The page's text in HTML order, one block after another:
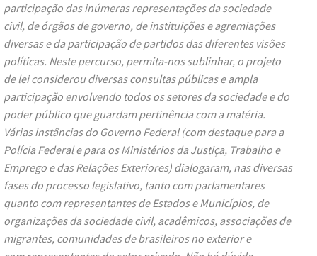
participação das inúmeras representações da sociedade
civil, de órgãos de governo, de instituições e agremiações
diversas e da participação de partidos das diferentes visões
políticas. Neste percurso, permita-nos sublinhar, o projeto
de lei considerou diversas consultas públicas e ampla
participação envolvendo todos os setores da sociedade e do
poder público que guardam pertinência com a matéria.
Várias instâncias do Governo Federal (com destaque para a
Polícia Federal e para os Ministérios da Justiça, Trabalho e
Emprego e das Relações Exteriores) dialogaram, nas diversas
fases do processo legislativo, tanto com parlamentares
quanto com representantes de Estados e Municípios, de
organizações da sociedade civil, acadêmicos, associações de
migrantes, comunidades de brasileiros no exterior e